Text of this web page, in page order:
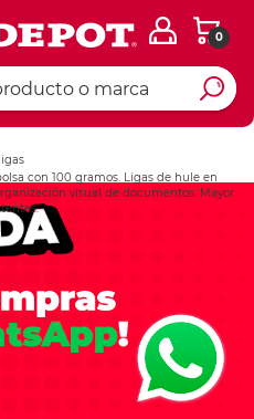
0
con 100 gramos. Ligas de hule en
visual de documentos. Mayor
Ingresar Codigo